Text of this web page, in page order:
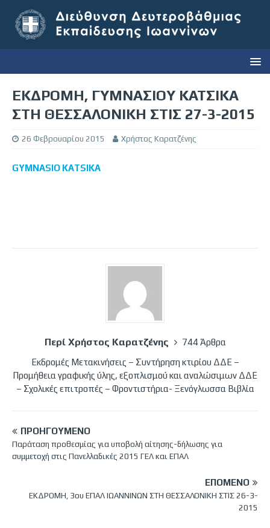
ΕΚΔΡΟΜΗ, ΓΥΜΝΑΣΙΟΥ ΚΑΤΣΙΚΑ
ΣΤΗ ΘΕΣΣΑΛΟΝΙΚΗ ΣΤΙΣ 27-3-2015
26 Φεβρουαρίου 2015 Χρήστος Καρατζένης
GYMNASIO KATSIKA
Περί Χρήστος Καρατζένης
744 Άρθρα
Εκδρομές Μετακινήσεις – Συντήρηση κτιρίου ΔΔΕ –
Προμήθεια γραφικής ύλης, εξοπλισμού και αναλώσιμων ΔΔΕ
– Σχολικές επιτροπές – Φροντιστήρια- Ξενόγλωσσα Βιβλία
ΠΡΟΗΓΟΎΜΕΝΟ
Παράταση προθεσμίας για υποβολή αίτησης-δήλωσης για
συμμετοχή στις Πανελλαδικές 2015 ΓΕΛ και ΕΠΑΛ
ΕΠΌΜΕΝΟ
ΕΚΔΡΟΜΗ, 3ου ΕΠΑΛ ΙΩΑΝΝΙΝΩΝ ΣΤΗ ΘΕΣΣΑΛΟΝΙΚΗ ΣΤΙΣ 26-3-
2015